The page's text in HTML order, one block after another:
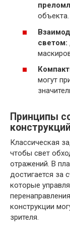
объекта.
светом:
могут
Принципы
конструкций
Классическая
чтобы свет
отражений. В
достигается за
которые
конструкции
зрителя.